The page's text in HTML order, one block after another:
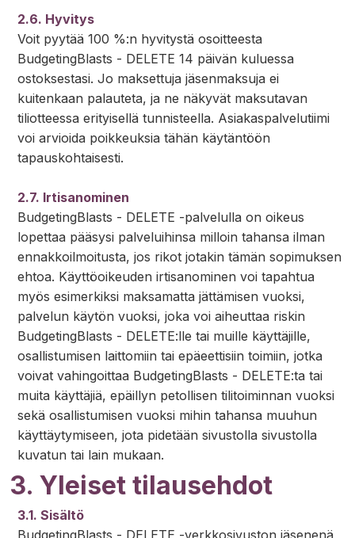
2.6. Hyvitys
Voit pyytää 100 %:n hyvitystä osoitteesta
BudgetingBlasts - DELETE 14 päivän kuluessa
ostoksestasi. Jo maksettuja jäsenmaksuja ei
kuitenkaan palauteta, ja ne näkyvät maksutavan
tiliotteessa erityisellä tunnisteella. Asiakaspalvelutiimi
voi arvioida poikkeuksia tähän käytäntöön
tapauskohtaisesti.
2.7. Irtisanominen
BudgetingBlasts - DELETE -palvelulla on oikeus
lopettaa pääsysi palveluihinsa milloin tahansa ilman
ennakkoilmoitusta, jos rikot jotakin tämän sopimuksen
ehtoa. Käyttöoikeuden irtisanominen voi tapahtua
myös esimerkiksi maksamatta jättämisen vuoksi,
palvelun käytön vuoksi, joka voi aiheuttaa riskin
BudgetingBlasts - DELETE:lle tai muille käyttäjille,
osallistumisen laittomiin tai epäeettisiin toimiin, jotka
voivat vahingoittaa BudgetingBlasts - DELETE:ta tai
muita käyttäjiä, epäillyn petollisen tilitoiminnan vuoksi
sekä osallistumisen vuoksi mihin tahansa muuhun
käyttäytymiseen, jota pidetään sivustolla sivustolla
kuvatun tai lain mukaan.
3. Yleiset tilausehdot
3.1. Sisältö
BudgetingBlasts - DELETE -verkkosivuston jäsenenä